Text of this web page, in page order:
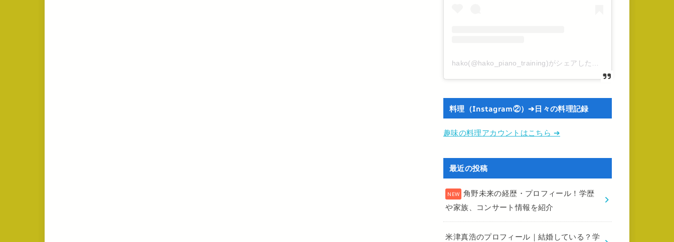
hako(@hako_piano_training)がシェアした投稿
料理（Instagram②）➔日々の料理記録
趣味の料理アカウントはこちら ➔
最近の投稿
角野未来の経歴・プロフィール！学歴
や家族、コンサート情報を紹介
米津真浩のプロフィール｜結婚している？学